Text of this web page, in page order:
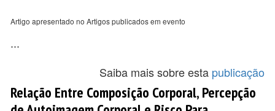
Artigo apresentado no Artigos publicados em evento
...
Saiba mais sobre esta publicação
Relação Entre Composição Corporal, Percepção